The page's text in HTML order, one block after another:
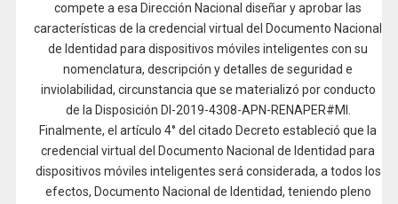
compete a esa Dirección Nacional diseñar y aprobar las
características de la credencial virtual del Documento Nacional
de Identidad para dispositivos móviles inteligentes con su
nomenclatura, descripción y detalles de seguridad e
inviolabilidad, circunstancia que se materializó por conducto
de la Disposición DI-2019-4308-APN-RENAPER#MI.
Finalmente, el artículo 4° del citado Decreto estableció que la
credencial virtual del Documento Nacional de Identidad para
dispositivos móviles inteligentes será considerada, a todos los
efectos, Documento Nacional de Identidad, teniendo pleno